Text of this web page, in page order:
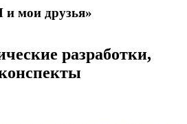
и мои друзья»
разработки,